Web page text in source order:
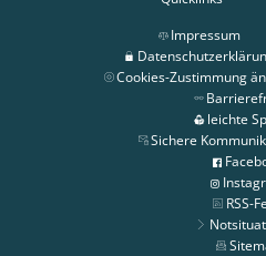
Impressum
Cookies-Zustimmung
leichte
Sichere
RSS-